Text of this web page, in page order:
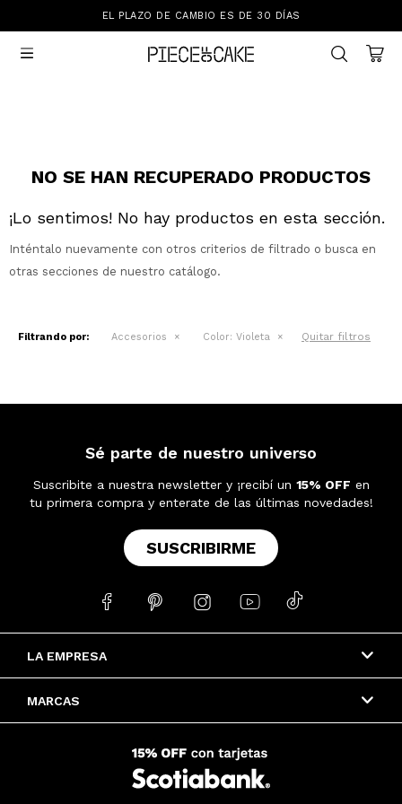
EL PLAZO DE CAMBIO ES DE 30 DÍAS

NO SE HAN RECUPERADO PRODUCTOS
¡Lo sentimos! No hay productos en esta sección.
Inténtalo nuevamente con otros criterios de filtrado o busca en
otras secciones de nuestro catálogo.
Filtrando por: Accesorios Color: Violeta Quitar filtros
LA EMPRESA
MARCAS
Sé parte de nuestro universo
Suscribite a nuestra newsletter y ¡recibí un 15% OFF en
tu primera compra y enterate de las últimas novedades!
SUSCRIBIRME
    
New In Vestimenta